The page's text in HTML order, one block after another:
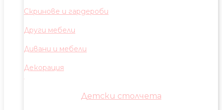
Скринове и гардероби
Други мебели
Дивани и мебели
Декорация
Детски столчета